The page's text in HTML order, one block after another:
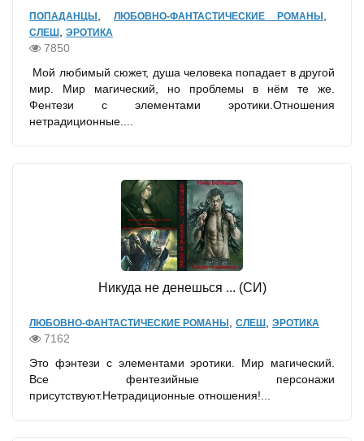
ПОПАДАНЦЫ ЛЮБОВНО-ФАНТАСТИЧЕСКИЕ РОМАНЫ
СЛЕШ ЭРОТИКА
7850
Мой любимый сюжет, душа человека попадает в другой
мир. Мир магический, но проблемы в нём те же.
Фентези с элементами эротики.Отношения
нетрадиционные....
Никуда не денешься ... (СИ)
ЛЮБОВНО-ФАНТАСТИЧЕСКИЕ РОМАНЫ СЛЕШ ЭРОТИКА
7162
Это фэнтези с элементами эротики. Мир магический.
Все фентезийные персонажи
присутствуют.Нетрадиционные отношения!...